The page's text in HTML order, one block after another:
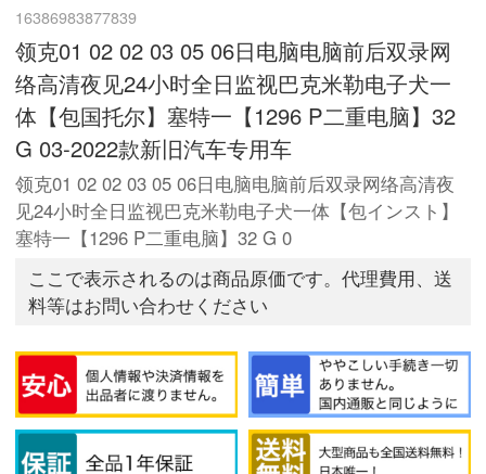
16386983877839
领克01 02 02 03 05 06日电脑电脑前后双录网
络高清夜见24小时全日监视巴克米勒电子犬一
体【包国托尔】塞特一【1296 P二重电脑】32
G 03-2022款新旧汽车专用车
领克01 02 02 03 05 06日电脑电脑前后双录网络高清夜
见24小时全日监视巴克米勒电子犬一体【包インスト】
塞特一【1296 P二重电脑】32 G 0
ここで表示されるのは商品原価です。代理費用、送
料等はお問い合わせください